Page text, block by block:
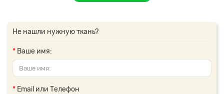
Не нашли нужную ткань?
Ваше имя:
Email или Телефон